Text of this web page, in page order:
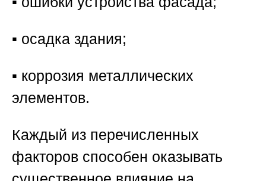
▪️ осадка здания;
▪️ коррозия металлических
элементов.
Каждый из перечисленных
факторов способен оказывать